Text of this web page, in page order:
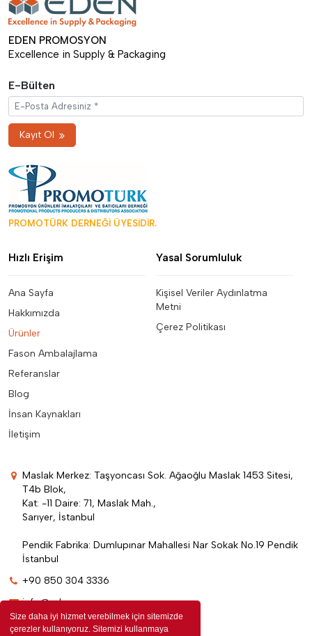
Size daha iyi hizmet verebilmek için sitemizde
çerezler kullanıyoruz. Sitemizi kullanmaya
EDEN PROMOSYON
Excellence in Supply & Packaging
E-Bülten
Kayıt Ol
PROMOTÜRK DERNEĞİ ÜYESİDİR.
Hızlı Erişim
Ana Sayfa
Hakkımızda
Ürünler
Fason Ambalajlama
Referanslar
Blog
İnsan Kaynakları
İletişim
Yasal Sorumluluk
Kişisel Veriler Aydınlatma
Metni
Çerez Politikası
Maslak Merkez: Taşyoncası Sok. Ağaoğlu Maslak 1453 Sitesi,
T4b Blok,
Kat: -11 Daire: 71, Maslak Mah.,
Sarıyer, İstanbul
Pendik Fabrika: Dumlupınar Mahallesi Nar Sokak No.19 Pendik
İstanbul
+90 850 304 3336
info@edenpromosyon.com